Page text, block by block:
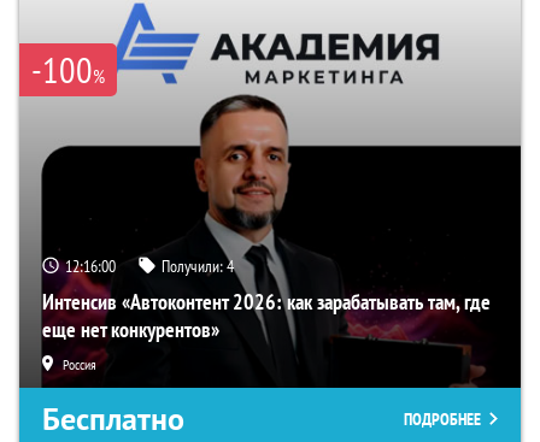
-100%
12:15:59 Получили:4
Интенсив «Автоконтент 2026: как зарабатывать там, где
еще нет конкурентов»
Россия
Бесплатно ПОДРОБНЕЕ